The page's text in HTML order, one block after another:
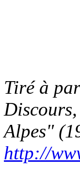
Tiré à
Alpes"
http://